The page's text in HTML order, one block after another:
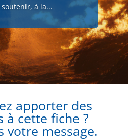
à la...
apporter des
à cette fiche ?
votre message.